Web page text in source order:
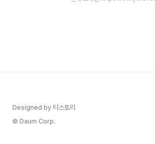
Designed by 티스토리
© Daum Corp.